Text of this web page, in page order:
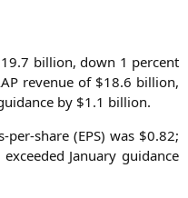
bil­li­on, down 1 per­cent
reve­nue of $18.6 bil­li­on,
by $1.1 billion.
per-share (EPS) was $0.82;
Janu­ary gui­dance